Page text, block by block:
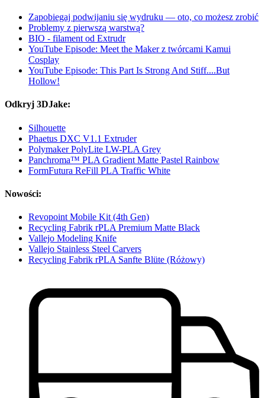
Zapobiegaj podwijaniu się wydruku — oto, co możesz zrobić
Problemy z pierwszą warstwą?
BIO - filament od Extrudr
YouTube Episode: Meet the Maker z twórcami Kamui
Cosplay
YouTube Episode: This Part Is Strong And Stiff....But
Hollow!
Odkryj 3DJake:
Silhouette
Phaetus DXC V1.1 Extruder
Polymaker PolyLite LW-PLA Grey
Panchroma™ PLA Gradient Matte Pastel Rainbow
FormFutura ReFill PLA Traffic White
Nowości:
Revopoint Mobile Kit (4th Gen)
Recycling Fabrik rPLA Premium Matte Black
Vallejo Modeling Knife
Vallejo Stainless Steel Carvers
Recycling Fabrik rPLA Sanfte Blüte (Różowy)